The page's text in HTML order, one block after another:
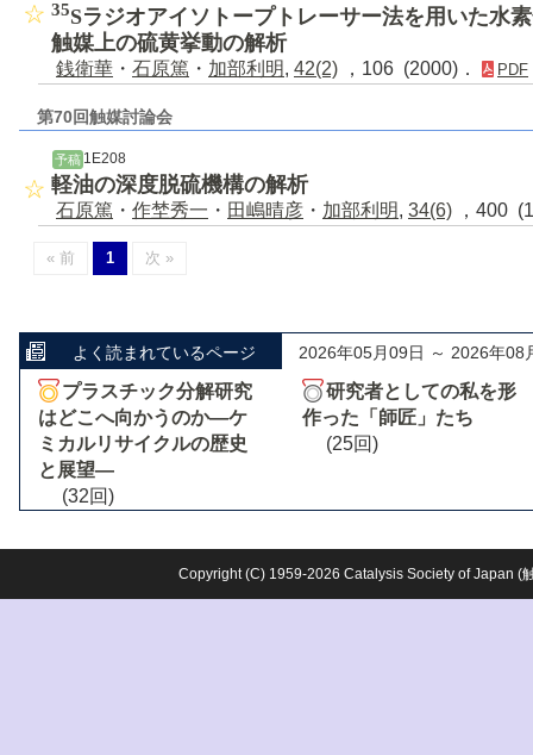
35Sラジオアイソトープトレーサー法を用いた水
触媒上の硫黄挙動の解析
銭衛華 ・ 石原篤 ・ 加部利明, 42(2) ，106 (2000)． PDF
第70回触媒討論会
予稿 1E208
軽油の深度脱硫機構の解析
石原篤 ・ 作埜秀一 ・ 田嶋晴彦 ・ 加部利明, 34(6) ，400
« 前 1 次 »
よく読まれているページ 2026年05月09日 ～ 2026年08
プラスチック分解研究
はどこへ向かうのか―ケ
ミカルリサイクルの歴史
と展望―
(32回)
研究者としての私を形
作った「師匠」たち
(25回)
Copyright (C) 1959-2026 Catalysis Society of Japan (